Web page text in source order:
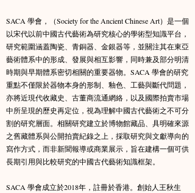
SACA 學會，（Society for the Ancient Chinese Art）是一個
以宋代以前中國古代藝術為研究核心的學術型知識平台，
研究範圍涵蓋陶瓷、青銅器、金銀器等，並關注其在東亞
藝術體系中的形成、發展與相互影響，同時兼及部分明清
時期與早期體系密切相關的重要器物。​SACA 學會的研究
重點不僅限於器物本身的形制、釉色、工藝與斷代問題，
亦將近現代收藏史、古董商流通網絡，以及國際拍賣市場
中所呈現的歷史再定位，視為理解中國古代藝術之不可分
割的研究層面。相關研究建立於博物館藏品、具明確來源
之舊藏體系與公開拍賣紀錄之上，採取研究與文獻導向的
寫作方式，而非新聞報導或商業展示，旨在建構一個可供
長期引用與比較研究的中國古代藝術知識框架。​
SACA 學會成立於2018年，註冊於香港。創始人王秋生